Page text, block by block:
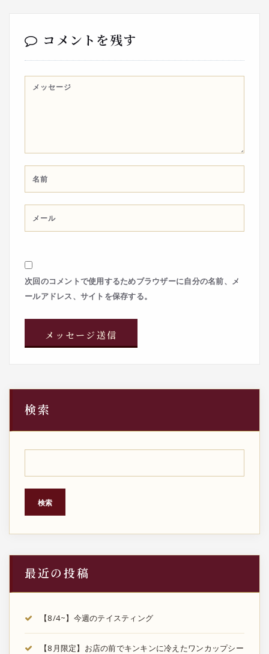
コメントを残す
次回のコメントで使用するためブラウザーに自分の名前、メ
ールアドレス、サイトを保存する。
検索
検索
最近の投稿
【8/4~】今週のテイスティング
【8月限定】お店の前でキンキンに冷えたワンカップシー